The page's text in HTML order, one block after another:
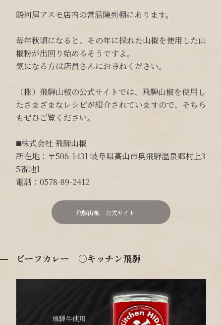
駿河屋アスモ店内の常温陳列棚にあります。
毎年秋頃になると、その年に採れた山椒を使用した山
椒粉が出回り始めるそうですよ。
気になる方は店員さんにお尋ねください。
（株）飛騨山椒の公式サイトでは、飛騨山椒を使用し
たさまざまなレシピが紹介されていますので、そちら
もぜひご覧ください。
◼️株式会社 飛騨山椒
所在地：〒506-1431 岐阜県高山市奥飛騨温泉郷村上3
5番地1
電話：0578-89-2412
飛騨山椒 公式サイト
ビーフカレー ○キッチン飛騨